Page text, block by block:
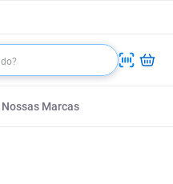
Nossas Marcas